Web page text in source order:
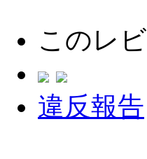
このレ
違反報告